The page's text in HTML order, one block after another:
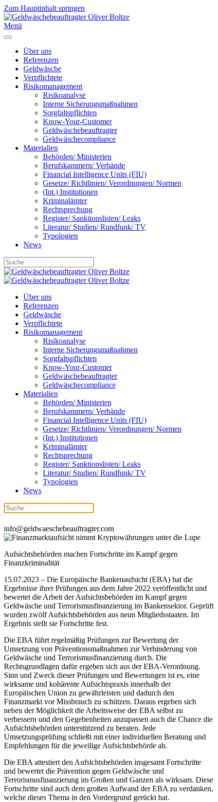
Zum Hauptinhalt springen
Menü
Über uns
Referenzen
Geldwäsche
Verpflichtete
Risikomanagement
Risikoanalyse
Interne Sicherungsmaßnahmen
Sorgfaltspflichten
Know-Your-Customer
Geldwäschebeauftragter
Geldwäschecompliance
Materialien
Behörden/ Ministerien
Berufskammern/ Verbände
Financial Intelligence Units (FIU)
Gesetze/ Richtlinien/ Verordnungen/ Normen
(Int.) Institutionen
Kriminalämter
Rechtsprechung
Register/ Sanktionslisten/ Leaks
Literatur/ Studien/ Rundfunk/ TV
Typologien
News
Über uns
Referenzen
Geldwäsche
Verpflichtete
Risikomanagement
Risikoanalyse
Interne Sicherungsmaßnahmen
Sorgfaltspflichten
Know-Your-Customer
Geldwäschebeauftragter
Geldwäschecompliance
Materialien
Behörden/ Ministerien
Berufskammern/ Verbände
Financial Intelligence Units (FIU)
Gesetze/ Richtlinien/ Verordnungen/ Normen
(Int.) Institutionen
Kriminalämter
Rechtsprechung
Register/ Sanktionslisten/ Leaks
Literatur/ Studien/ Rundfunk/ TV
Typologien
News
info@geldwaeschebeauftragter.com
Aufsichtsbehörden machen Fortschritte im Kampf gegen
Finanzkriminalität
15.07.2023 – Die Europäische Bankenaufsicht (EBA) hat die
Ergebnisse ihrer Prüfungen aus dem Jahre 2022 veröffentlicht und
bewertet die Arbeit der Aufsichtsbehörden im Kampf gegen
Geldwäsche und Terrorismusfinanzierung im Bankensektor. Geprüft
wurden zwölf Aufsichtsbehörden aus neun Mitgliedsstaaten. Im
Ergebnis stellt sie Fortschritte fest.
Die EBA führt regelmäßig Prüfungen zur Bewertung der
Umsetzung von Präventionsmaßnahmen zur Verhinderung von
Geldwäsche und Terrorismusfinanzierung durch. Die
Rechtsgrundlagen dafür ergeben sich aus der EBA-Verordnung.
Sinn und Zweck dieser Prüfungen und Bewertungen ist es, eine
wirksame und kohärente Aufsichtspraxis innerhalb der
Europäischen Union zu gewährleisten und dadurch den
Finanzmarkt vor Missbrauch zu schützen. Daraus ergeben sich
neben der Möglichkeit die Arbeitsweise der EBA selbst zu
verbessern und den Gegebenheiten anzupassen auch die Chance die
Aufsichtsbehörden unterstützend zu beraten. Jede
Umsetzungsprüfung schließt mit einer individuellen Beratung und
Empfehlungen für die jeweilige Aufsichtsbehörde ab.
Die EBA attestiert den Aufsichtsbehörden insgesamt Fortschritte
und bewertet die Prävention gegen Geldwäsche und
Terrorismusfinanzierung im Großen und Ganzen als wirksam. Diese
Fortschritte sind auch dem großen Aufwand der EBA zu verdanken,
welche dieses Thema in den Vordergrund gerückt hat.